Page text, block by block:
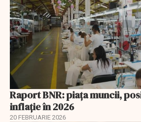
Raport BNR: piața muncii,
inflație în 2026
20 FEBRUARIE 2026